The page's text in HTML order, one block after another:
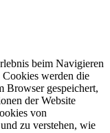
beim Navigieren
Cookies werden die
Browser gespeichert,
der Website
von
zu verstehen, wie